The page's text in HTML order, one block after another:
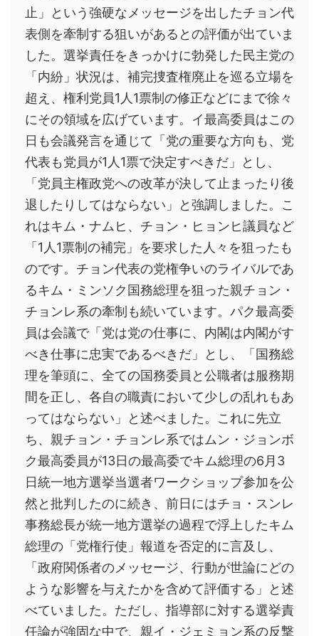
止」という強硬なメッセージを出したチョン代
表側を牽制する狙いがあるとの評価が出ていま
した。選挙責任をきっかけに勃発した民主党の
「内紛」状況は、補完捜査権廃止を巡る立場を
超え、権利党員1人1票制の修正などにまで徐々
にその領域を広げています。イ最高委員はこの
日も会議発言を通じて「党の重要な方向も、党
代表も党員が1人1票で決定すべきだ」とし、
「党員主権政党への改革が決して止まったり後
退したりしてはならない」と強調しました。こ
れはキム・ナムヒ、チョン・ヒョンヒ議員など
「1人1票制の補完」を要求した人々を狙ったも
のです。チョン代表の党権争いのライバルであ
るキム・ミンソク国務総理を狙った親チョン・
チョンレ系の牽制も続いています。パク最高委
員は会議で「党は党の仕事に、内閣は内閣がす
べき仕事に忠実であるべきだ」とし、「国務総
理を筆頭に、全ての国務委員と公職者は服務期
間を正し、各自の職責において少しの乱れもあ
ってはならない」と述べました。これに先立
ち、親チョン・チョンレ系ではムン・ジョンボ
ク最高委員が13日の最高委でキム総理の6月3
日統一地方選挙当選者ワークショップ参加を公
然と批判したのに続き、前日にはチョ・スンレ
事務総長が統一地方選挙の過程で浮上したキム
総理の「党権行使」報道を否定的に言及し、
「政府関係者のメッセージ、行動が世論にどの
ような影響を与えたかを含めて評価する」と述
べていました。ただし、指導部に対する選挙責
任論が強固な中で、親イ・ジェミョン系の反撃